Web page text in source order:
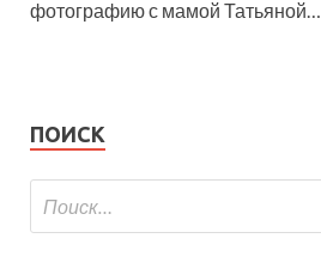
фотографию с мамой Татьяной…
ПОИСК